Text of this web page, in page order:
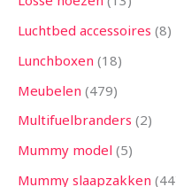
Luchtbed accessoires 8
Lunchboxen 18
Meubelen 479
Multifuelbranders 2
Mummy model 5
Mummy slaapzakken 44